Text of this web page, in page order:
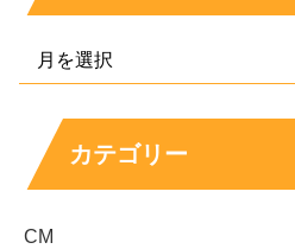
カテゴリー
CM